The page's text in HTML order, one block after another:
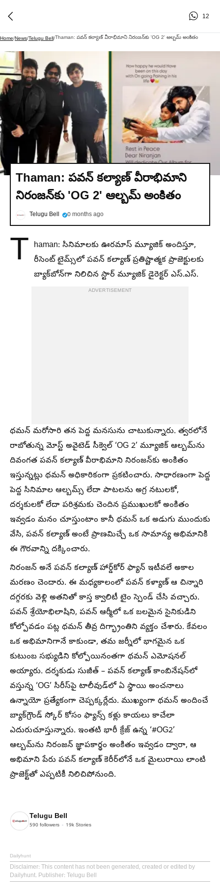
12
Home/News/Telugu Bell/Thaman: పవన్ కల్యాణ్ వీరాభిమాని నిరంజన్‌కు 'OG 2' ఆల్బమ్ అంకితం
Thaman: పవన్ కల్యాణ్ వీరాభిమాని
నిరంజన్‌కు 'OG 2' ఆల్బమ్ అంకితం
Telugu Bell 0 months ago
T haman: సినిమాలకు ఊరమాస్ మ్యూజిక్ అందిస్తూ,
రీసెంట్ టైమ్స్‌లో పవన్ కల్యాణ్ ప్రతిష్టాత్మక ప్రాజెక్టులకు
బ్యాక్‌బోన్‌గా నిలిచిన స్టార్ మ్యూజిక్ డైరెక్టర్ ఎస్.ఎస్.
ADVERTISEMENT
థమన్ మరోసారి తన పెద్ద మనసును చాటుకున్నారు. త్వరలోనే
రాబోతున్న మోస్ట్ అవైటెడ్ సీక్వెల్ ‘OG 2’ మ్యూజిక్ ఆల్బమ్‌ను
దివంగత పవన్ కల్యాణ్ వీరాభిమాని నిరంజన్‌కు అంకితం
ఇస్తున్నట్లు థమన్ అధికారికంగా ప్రకటించారు. సాధారణంగా పెద్ద
పెద్ద సినిమాల ఆల్బమ్స్ లేదా పాటలను అగ్ర నటులకో,
దర్శకులకో లేదా పరిశ్రమకు చెందిన ప్రముఖులకో అంకితం
ఇవ్వడం మనం చూస్తుంటాం కానీ థమన్ ఒక అడుగు ముందుకు
వేసి, పవన్ కల్యాణ్ అంటే ప్రాణమిచ్చే ఒక సామాన్య అభిమానికి
ఈ గౌరవాన్ని దక్కించారు.
నిరంజన్ అనే పవన్ కల్యాణ్ హార్డ్‌కోర్ ఫ్యాన్ ఇటీవలే అకాల
మరణం చెందారు. ఈ మధ్యకాలంలో పవన్ కళ్యాణ్ ఆ చిన్నారి
దగ్గరకు వెళ్లి అతనితో కాస్త క్వాలిటీ టైం స్పెండ్ చేసి వచ్చారు.
పవన్ శ్రేయోభిలాషిని, పవన్ ఆర్మీలో ఒక బలమైన సైనికుడిని
కోల్పోవడం పట్ల థమన్ తీవ్ర దిగ్భ్రాంతిని వ్యక్తం చేశారు. కేవలం
ఒక అభిమానిగానే కాకుండా, తమ జర్నీలో భాగమైన ఒక
కుటుంబ సభ్యుడిని కోల్పోయినంతగా థమన్ ఎమోషనల్
అయ్యారు. దర్శకుడు సుజీత్ – పవన్ కల్యాణ్ కాంబినేషన్‌లో
వస్తున్న ‘OG’ సిరీస్‌పై టాలీవుడ్‌లో ఏ స్థాయి అంచనాలు
ఉన్నాయో ప్రత్యేకంగా చెప్పక్కర్లేదు. ముఖ్యంగా థమన్ అందించే
బ్యాక్‌గ్రౌండ్ స్కోర్ కోసం ఫ్యాన్స్ కళ్లు కాయలు కాచేలా
ఎదురుచూస్తున్నారు. ఇంతటి భారీ క్రేజ్ ఉన్న ‘#OG2’
ఆల్బమ్‌ను నిరంజన్ జ్ఞాపకార్థం అంకితం ఇవ్వడం ద్వారా, ఆ
అభిమాని పేరు పవన్ కల్యాణ్ కెరీర్‌లోనే ఒక మైలురాయి లాంటి
ప్రాజెక్ట్‌తో ఎప్పటికీ నిలిచిపోనుంది.
Telugu Bell
590 followers 19k Stories
Dailyhunt
Disclaimer: This content has not been generated, created or edited by
Dailyhunt. Publisher: Telugu Bell